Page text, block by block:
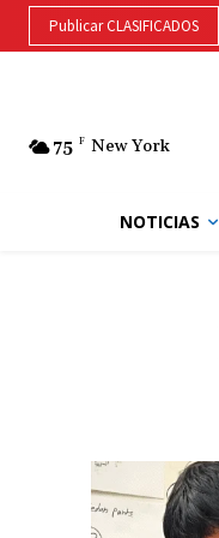
Publicar CLASIFICADOS
75 F New York
NOTICIAS